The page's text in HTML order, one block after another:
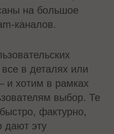
на большое
каналов.
в деталях или
и хотим в рамках
выбор. Те
фактурно,
дают эту